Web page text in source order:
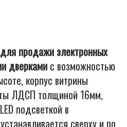
продажи электронных
дверками с возможностью
корпус витрины
ЛДСП толщиной 16мм,
подсветкой в
сверху и по